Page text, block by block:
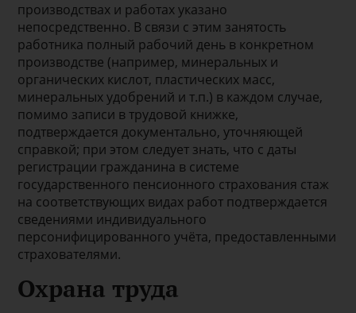
производствах и работах указано
непосредственно. В связи с этим занятость
работника полный рабочий день в конкретном
производстве (например, минеральных и
органических кислот, пластических масс,
минеральных удобрений и т.п.) в каждом случае,
помимо записи в трудовой книжке,
подтверждается документально, уточняющей
справкой; при этом следует знать, что с даты
регистрации гражданина в системе
государственного пенсионного страхования стаж
на соответствующих видах работ подтверждается
сведениями индивидуального
персонифицированного учёта, предоставленными
страхователями.
Охрана труда